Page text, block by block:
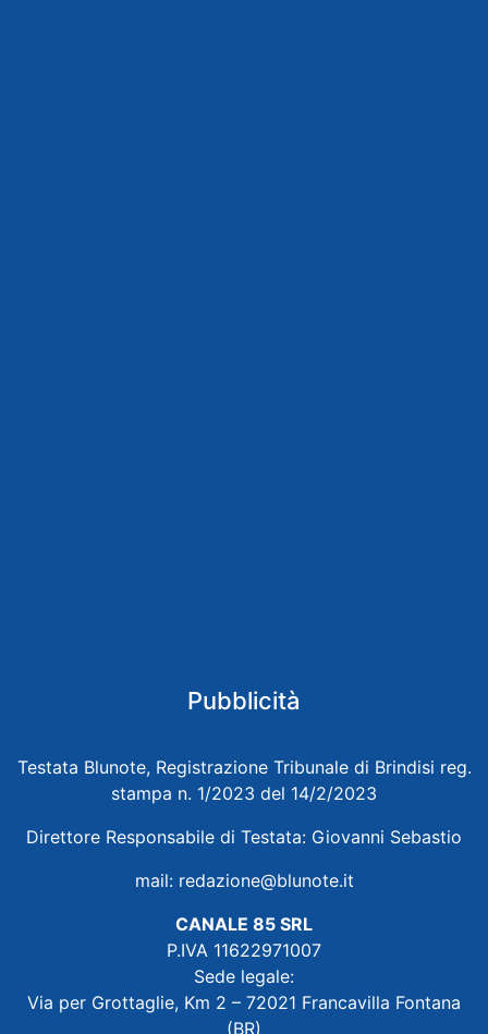
Pubblicità
Testata Blunote, Registrazione Tribunale di Brindisi reg.
stampa n. 1/2023 del 14/2/2023
Direttore Responsabile di Testata: Giovanni Sebastio
mail: redazione@blunote.it
CANALE 85 SRL
P.IVA 11622971007
Sede legale:
Via per Grottaglie, Km 2 – 72021 Francavilla Fontana
(BR)